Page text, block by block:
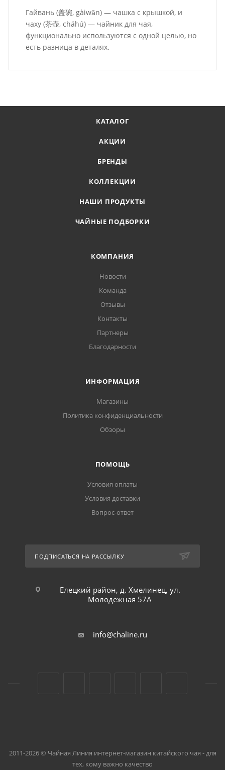
Гайвань (盖碗, gàiwǎn) — чашка с крышкой, и
чаху (茶壶, cháhú) — чайник для чая,
функционально используются с одной целью, но
есть разница в деталях.
КАТАЛОГ
АКЦИИ
БРЕНДЫ
КОЛЛЕКЦИИ
НАШИ ПРОДУКТЫ
ЧАЙНЫЕ ПОДБОРКИ
КОМПАНИЯ
Новости
Команда
Отзывы
Контакты
Партнеры
Благодарности
ИНФОРМАЦИЯ
Магазины
Политика конфиденциальности
Обзоры
ПОМОЩЬ
Условия оплаты
Условия доставки
Вопрос-ответ
ПОДПИСАТЬСЯ НА РАССЫЛКУ
Елецкий район, д. Хмелинец, ул.
Молодежная 57А
info@chaline.ru
2011-2026 © Чайная Линия интернет-магазин китайского чая - для
тех, кому важно качество